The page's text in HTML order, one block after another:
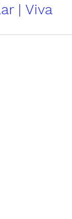
| Viva